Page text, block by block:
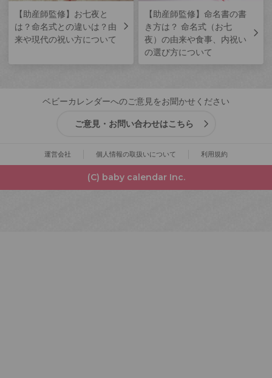
【助産師監修】お七夜と
は？命名式との違いは？由
来や現代の祝い方について
【助産師監修】命名書の書
き方は？ 命名式（お七
夜）の由来や食事、内祝い
の選び方について
ベビーカレンダーへのご意見をお聞かせください
ご意見・お問い合わせはこちら
運営会社 個人情報の取扱いについて 利用規約
(C) baby calendar Inc.